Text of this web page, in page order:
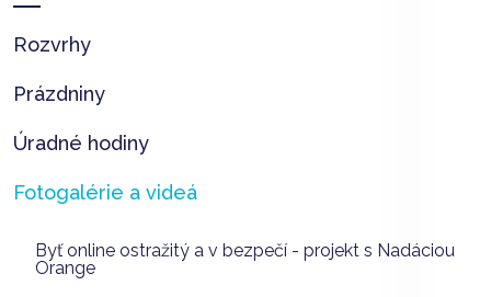
Rozvrhy
Prázdniny
Úradné hodiny
Fotogalérie a videá
Byť online ostražitý a v bezpečí - projekt s Nadáciou
Orange